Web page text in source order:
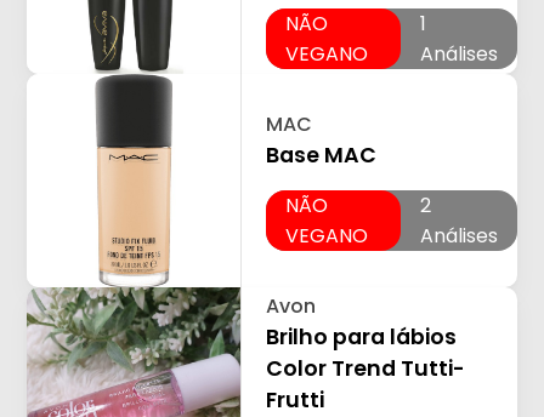
NÃO
VEGANO
1
Análises
MAC
Base MAC
NÃO
VEGANO
2
Análises
Avon
Brilho para lábios
Color Trend Tutti-
Frutti